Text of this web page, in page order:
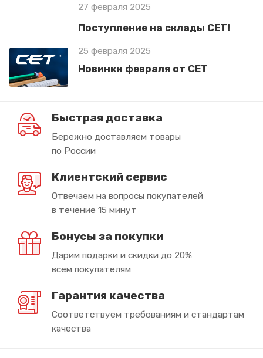
27 февраля 2025
Поступление на склады СЕТ!
25 февраля 2025
Новинки февраля от СЕТ
Быстрая доставка
Бережно доставляем товары
по России
Клиентский сервис
Отвечаем на вопросы покупателей
в течение 15 минут
Бонусы за покупки
Дарим подарки и скидки до 20%
всем покупателям
Гарантия качества
Соответствуем требованиям и стандартам
качества